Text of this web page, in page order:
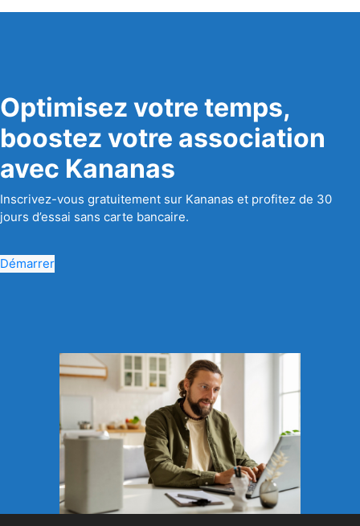
Optimisez votre temps,
boostez votre association
avec Kananas
Inscrivez-vous gratuitement sur Kananas et profitez de 30
jours d’essai sans carte bancaire.
Démarrer